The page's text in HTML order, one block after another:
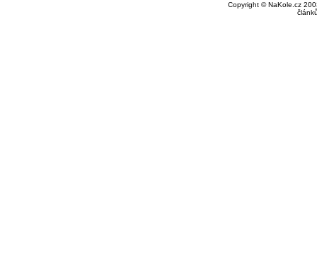
Copyright © NaKole.cz